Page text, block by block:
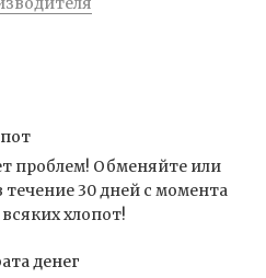
проблем! Обменяйте или
течение 30 дней с момента
хлопот!
денег